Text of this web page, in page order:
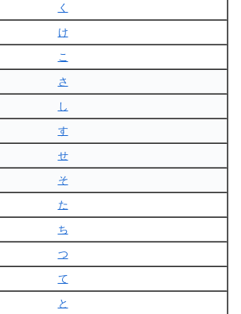
く
け
こ
さ
し
す
せ
そ
た
ち
つ
て
と